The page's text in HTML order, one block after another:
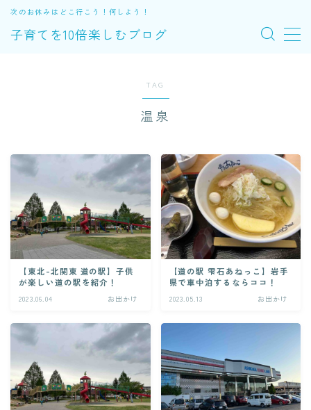
子育てを10倍楽しむブログ
次のお休みはどこ行こう！何しよう！
体験
エトセトラ
子育ての裏ワザ
TAG
温泉
【東北-北関東 道の駅】子供
が楽しい道の駅を紹介！
2023.06.04 お出かけ
【道の駅 雫石あねっこ】岩手
県で車中泊するならココ！
2023.05.13 お出かけ